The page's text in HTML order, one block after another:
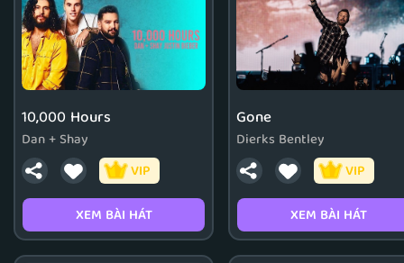
10,000 Hours
Dan + Shay
VIP
XEM BÀI HÁT
Gone
Dierks Bentley
VIP
XEM BÀI HÁT